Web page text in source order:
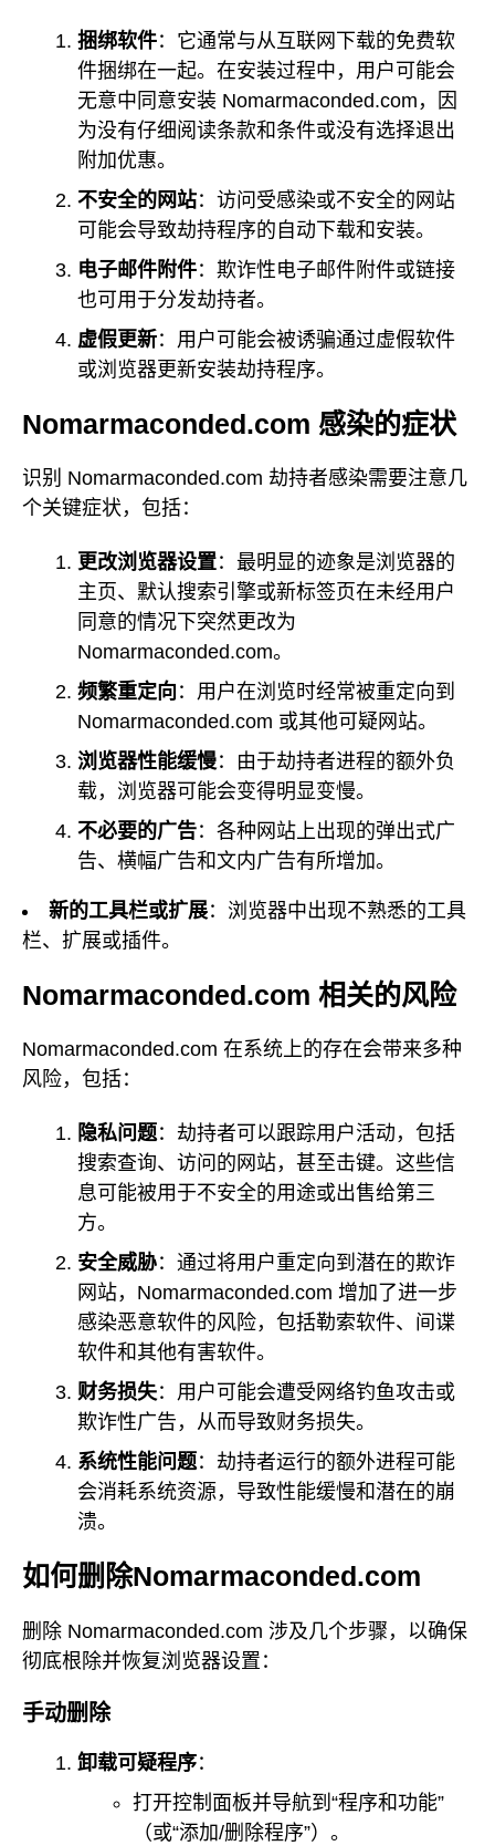
捆绑软件：它通常与从互联网下载的免费软
件捆绑在一起。在安装过程中，用户可能会
无意中同意安装 Nomarmaconded.com，因
为没有仔细阅读条款和条件或没有选择退出
附加优惠。
不安全的网站：访问受感染或不安全的网站
可能会导致劫持程序的自动下载和安装。
电子邮件附件：欺诈性电子邮件附件或链接
也可用于分发劫持者。
虚假更新：用户可能会被诱骗通过虚假软件
或浏览器更新安装劫持程序。
Nomarmaconded.com 感染的症状
识别 Nomarmaconded.com 劫持者感染需要注意几
个关键症状，包括：
更改浏览器设置：最明显的迹象是浏览器的
主页、默认搜索引擎或新标签页在未经用户
同意的情况下突然更改为
Nomarmaconded.com。
频繁重定向 ：用户在浏览时经常被重定向到
Nomarmaconded.com 或其他可疑网站。
浏览器性能缓慢：由于劫持者进程的额外负
载，浏览器可能会变得明显变慢。
不必要的广告：各种网站上出现的弹出式广
告、横幅广告和文内广告有所增加。
新的工具栏或扩展：浏览器中出现不熟悉的工具
栏、扩展或插件。
Nomarmaconded.com 相关的风险
Nomarmaconded.com 在系统上的存在会带来多种
风险，包括：
隐私问题：劫持者可以跟踪用户活动，包括
搜索查询、访问的网站，甚至击键。这些信
息可能被用于不安全的用途或出售给第三
方。
安全威胁：通过将用户重定向到潜在的欺诈
网站，Nomarmaconded.com 增加了进一步
感染恶意软件的风险，包括勒索软件、间谍
软件和其他有害软件。
财务损失：用户可能会遭受网络钓鱼攻击或
欺诈性广告，从而导致财务损失。
系统性能问题：劫持者运行的额外进程可能
会消耗系统资源，导致性能缓慢和潜在的崩
溃。
如何删除Nomarmaconded.com
删除 Nomarmaconded.com 涉及几个步骤，以确保
彻底根除并恢复浏览器设置：
手动删除
卸载可疑程序：
打开控制面板并导航到“程序和功能”
（或“添加/删除程序”）。